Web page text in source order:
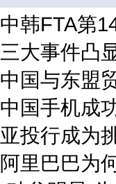
中韩FTA第
三大事件凸
中国与东盟
中国手机成
亚投行成为
阿里巴巴为